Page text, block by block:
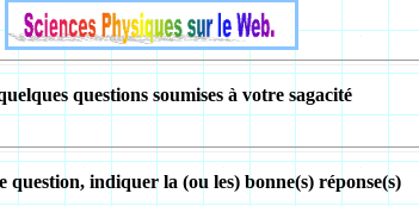
questions soumises à votre sagacité
question, indiquer la (ou les) bonne(s) réponse(s)